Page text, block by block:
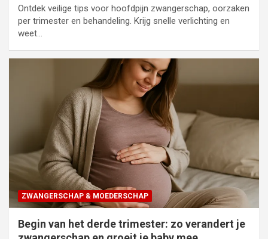
Ontdek veilige tips voor hoofdpijn zwangerschap, oorzaken
per trimester en behandeling. Krijg snelle verlichting en
weet…
ZWANGERSCHAP & MOEDERSCHAP
Begin van het derde trimester: zo verandert je